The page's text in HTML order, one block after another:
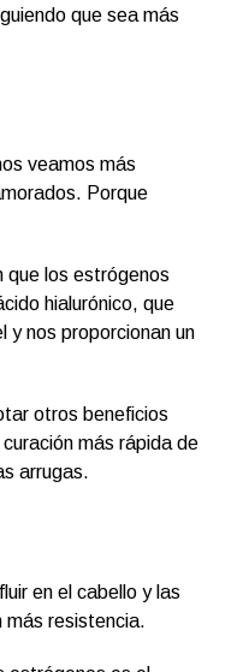
que sea más
veamos más
Porque
que los estrógenos
hialurónico, que
y nos proporcionan un
otros beneficios
más rápida de
arrugas.
en el cabello y las
más resistencia.